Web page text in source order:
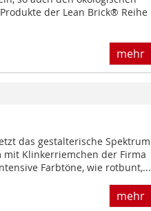
der Lean Brick® Reihe
mehr
das gestalterische Spektrum
mit Klinkerriemchen der Firma
Farbtöne, wie rotbunt,...
mehr